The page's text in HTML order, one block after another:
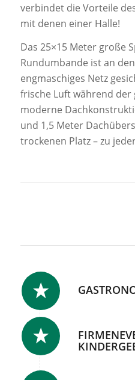
verbindet die Vorteile
mit denen einer Halle!
Das 25×15 Meter große
Rundumbande ist an
engmaschiges Netz
frische Luft während der
moderne
und 1,5 Meter
trockenen Platz – zu